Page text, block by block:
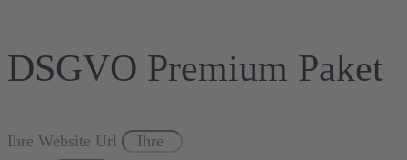
DSGVO Premium Paket
Ihre Website Url